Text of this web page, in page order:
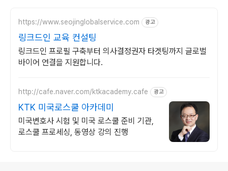
https://www.seojinglobalservice.com 광고
링크드인 교육 컨설팅
링크드인 프로필 구축부터 의사결정권자 타겟팅까지 글로벌
바이어 연결을 지원합니다.
http://cafe.naver.com/ktkacademy.cafe 광고
KTK 미국로스쿨 아카데미
미국변호사 시험 및 미국 로스쿨 준비 기관,
로스쿨 프로세싱, 동영상 강의 진행